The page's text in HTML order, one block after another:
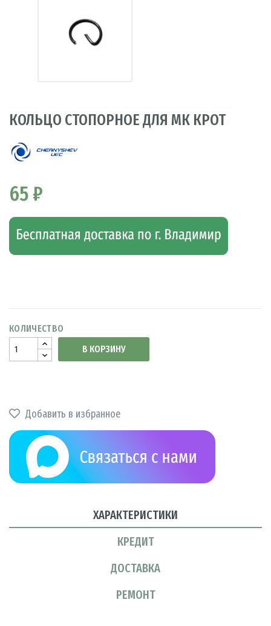
КОЛЬЦО СТОПОРНОЕ ДЛЯ МК КРОТ
65 ₽
КОЛИЧЕСТВО
В КОРЗИНУ
Добавить в избранное
ХАРАКТЕРИСТИКИ
КРЕДИТ
ДОСТАВКА
РЕМОНТ